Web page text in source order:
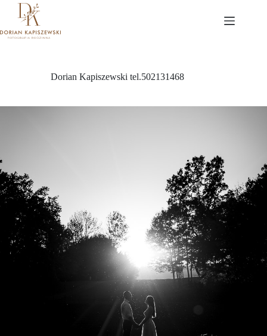
Przejdź
Dorian Kapiszewski tel.502131468